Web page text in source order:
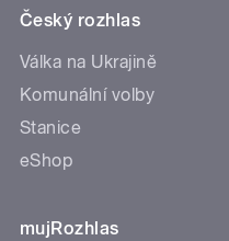
Český rozhlas
Válka na Ukrajině
Komunální volby
Stanice
eShop
mujRozhlas